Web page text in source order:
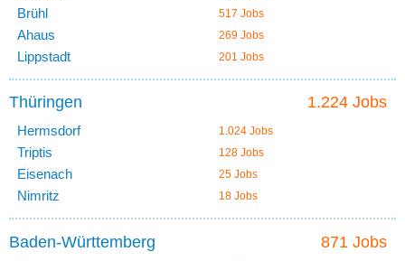
Brühl 517 Jobs
Ahaus 269 Jobs
Lippstadt 201 Jobs
1.224 Jobs
Thüringen
Hermsdorf 1.024 Jobs
Triptis 128 Jobs
Eisenach 25 Jobs
Nimritz 18 Jobs
871 Jobs
Baden-Württemberg